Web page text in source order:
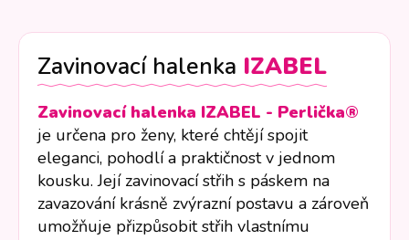
Zavinovací halenka IZABEL
Zavinovací halenka IZABEL - Perlička®
je určena pro ženy, které chtějí spojit
eleganci, pohodlí a praktičnost v jednom
kousku. Její zavinovací střih s páskem na
zavazování krásně zvýrazní postavu a zároveň
umožňuje přizpůsobit střih vlastnímu